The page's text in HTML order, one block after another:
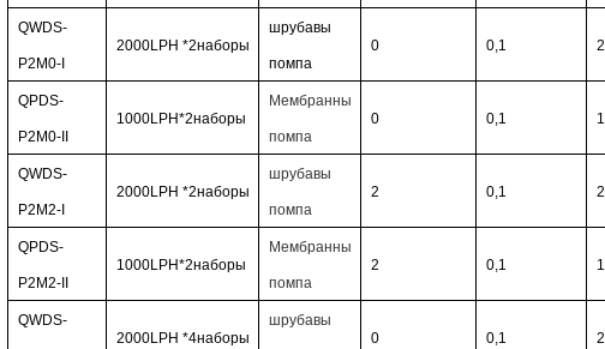
QWDS-
P2M0-I
2000LPH *2наборы
шрубавы
помпа
0 0,1
QPDS-
P2M0-II
1000LPH*2наборы
Мембранны
помпа
0 0,1
QWDS-
P2M2-I
2000LPH *2наборы
шрубавы
помпа
2 0,1
QPDS-
P2M2-II
1000LPH*2наборы
Мембранны
помпа
2 0,1
QWDS-
2000LPH *4наборы
шрубавы
0 0,1